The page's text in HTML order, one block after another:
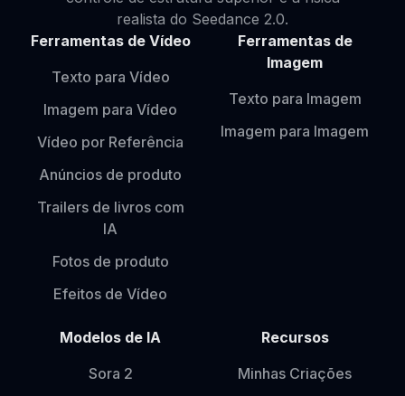
realista do Seedance 2.0.
Ferramentas de Vídeo
Texto para Vídeo
Imagem para Vídeo
Vídeo por Referência
Anúncios de produto
Trailers de livros com
IA
Fotos de produto
Efeitos de Vídeo
Ferramentas de
Imagem
Texto para Imagem
Imagem para Imagem
Modelos de IA
Sora 2
Recursos
Minhas Criações